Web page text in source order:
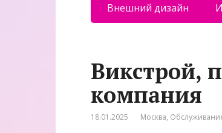
Внешний дизайн
Викстрой,
компания
18.01.2025 Москва,